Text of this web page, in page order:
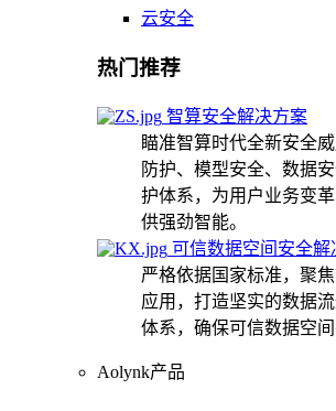
云安全
热门推荐
智算安全解决方案
瞄准智算时代全新安全
防护、模型安全、数据
护体系，为用户业务变
供强劲智能。
可信数据空间安全解
严格依据国家标准，聚
应用，打造坚实的数据
体系，确保可信数据空间
Aolynk产品